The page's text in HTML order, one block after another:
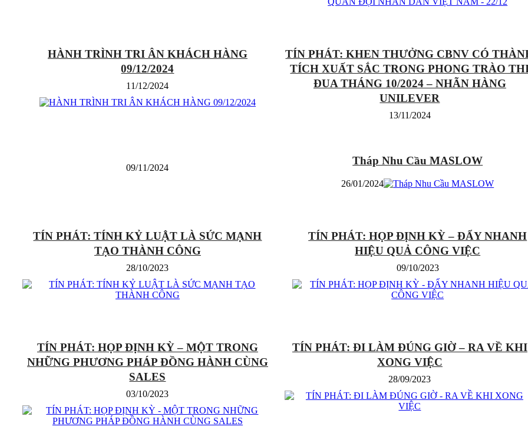
HÀNH TRÌNH TRI ÂN KHÁCH HÀNG
09/12/2024
11/12/2024
TÍN PHÁT: KHEN THƯỞNG CBNV CÓ
TÍCH XUẤT SẮC TRONG PHONG TRÀO
ĐUA THÁNG 10/2024 – NHÃN HÀNG
UNILEVER
13/11/2024
09/11/2024
Tháp Nhu Cầu MASLOW
26/01/2024
TÍN PHÁT: TÍNH KỶ LUẬT LÀ SỨC MẠNH
TẠO THÀNH CÔNG
28/10/2023
TÍN PHÁT: HỌP ĐỊNH KỲ – ĐẨY NHANH
HIỆU QUẢ CÔNG VIỆC
09/10/2023
TÍN PHÁT: HỌP ĐỊNH KỲ – MỘT TRONG
NHỮNG PHƯƠNG PHÁP ĐỒNG HÀNH CÙNG
SALES
03/10/2023
TÍN PHÁT: ĐI LÀM ĐÚNG GIỜ – RA VỀ KHI
XONG VIỆC
28/09/2023